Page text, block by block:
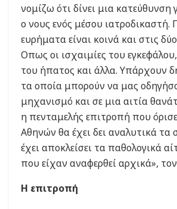
νομίζω ότι δίνει μια κατεύθυνση
ο νους ενός μέσου ιατροδικαστή.
ευρήματα είναι κοινά και στις
Οπως οι ισχαιμίες του εγκεφάλου,
του ήπατος και άλλα. Υπάρχουν
τα οποία μπορούν να μας
μηχανισμό και σε μια αιτία
η πενταμελής επιτροπή που
Αθηνών θα έχει δει αναλυτικά τα
έχει αποκλείσει τα παθολογικά
που είχαν αναφερθεί αρχικά»,
Η επιτροπή